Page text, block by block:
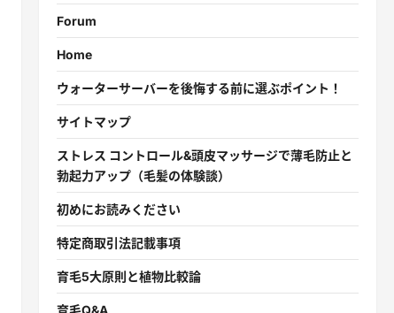
Forum
Home
ウォーターサーバーを後悔する前に選ぶポイント！
サイトマップ
ストレス コントロール&頭皮マッサージで薄毛防止と
勃起力アップ（毛髪の体験談）
初めにお読みください
特定商取引法記載事項
育毛5大原則と植物比較論
育毛Q&A